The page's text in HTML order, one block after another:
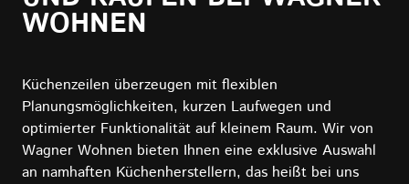
WOHNEN
Küchenzeilen überzeugen mit flexiblen
Planungsmöglichkeiten, kurzen Laufwegen und
optimierter Funktionalität auf kleinem Raum. Wir von
Wagner Wohnen bieten Ihnen eine exklusive Auswahl
an namhaften Küchenherstellern, das heißt bei uns